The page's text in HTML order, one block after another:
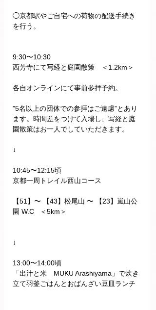
◯京都駅やご自宅への荷物の配送手続き
を行う。
9:30〜10:30
西芳寺にて写経と庭園散策　＜1.2km＞
各自オンラインにて事前参拝予約。
”5名以上の団体での参拝はご遠慮”とあり
ます。時間差をつけて入場し、写経と庭
園散策はお一人でしていただきます。
↓
10:45〜12:15頃
京都一周トレイル西山コース
【51】〜 【43】松尾山 〜 【23】嵐山公
園 W.C   ＜5km＞
↓
13:00〜14:00頃
「出汁と米　MUKU Arashiyama」で炊き
立て羽釜ごはんとおばんざい豆皿ランチ